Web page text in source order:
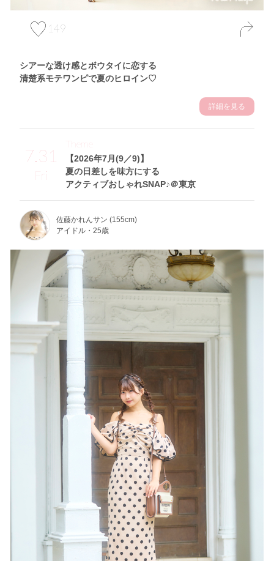
149
シアーな透け感とボウタイに恋する
清楚系モテワンピで夏のヒロイン♡
詳細を見る
7.31
Fri
【2026年7月(9／9)】
夏の日差しを味方にする
アクティブおしゃれSNAP♪＠東京
Theme
佐藤かれんサン (155cm)
アイドル・25歳